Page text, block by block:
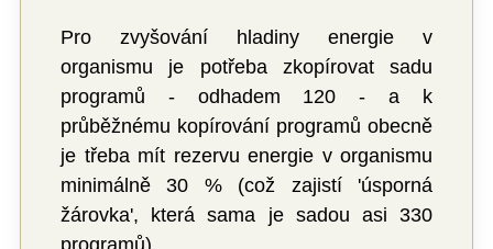
Pro zvyšování hladiny energie v
organismu je potřeba zkopírovat sadu
programů - odhadem 120 - a k
průběžnému kopírování programů obecně
je třeba mít rezervu energie v organismu
minimálně 30 % (což zajistí 'úsporná
žárovka', která sama je sadou asi 330
programů).